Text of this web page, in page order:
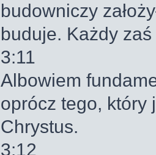
budowniczy
buduje. Każdy
3:11
Albowiem
oprócz tego, który
Chrystus.
3:12